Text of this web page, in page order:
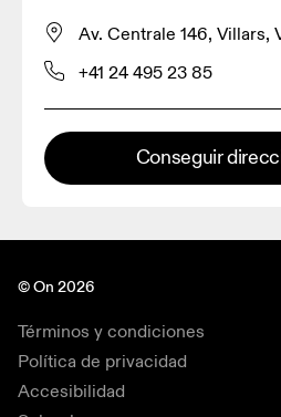
Av. Centrale 146, Villars,
+41 24 495 23 85
Conseguir
© On 2026
Términos y condiciones
Política de privacidad
Accesibilidad